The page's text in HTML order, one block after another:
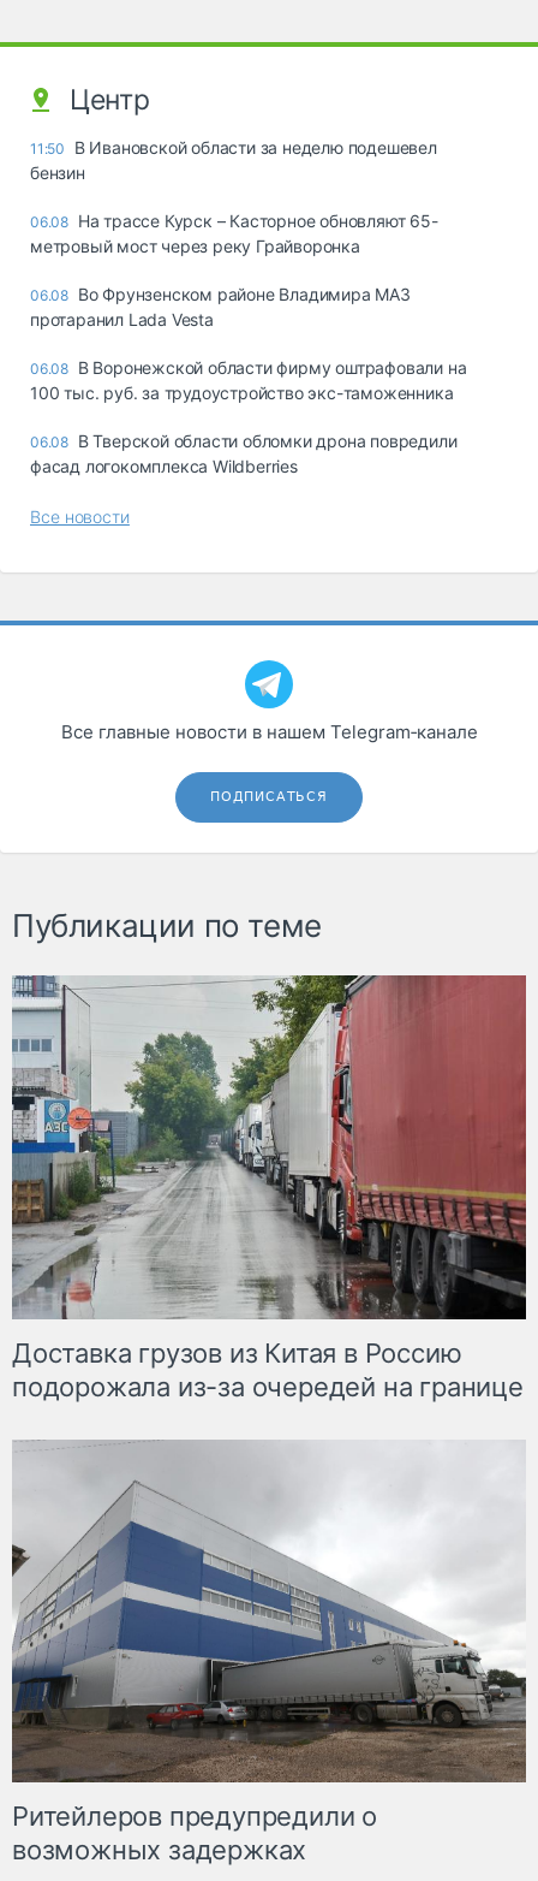
Центр
11:50
В Ивановской области за неделю подешевел
бензин
06.08 На трассе Курск – Касторное обновляют 65-
метровый мост через реку Грайворонка
06.08 Во Фрунзенском районе Владимира МАЗ
протаранил Lada Vesta
06.08 В Воронежской области фирму оштрафовали на
100 тыс. руб. за трудоустройство экс-таможенника
06.08 В Тверской области обломки дрона повредили
фасад логокомплекса Wildberries
Все новости
Все главные новости в нашем Telegram‑канале
ПОДПИСАТЬСЯ
Публикации по теме
Доставка грузов из Китая в Россию
подорожала из-за очередей на границе
Ритейлеров предупредили о
возможных задержках